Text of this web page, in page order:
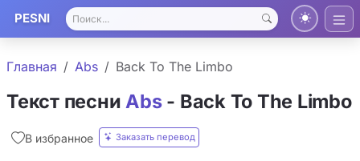
PESNI
Главная Abs Back To The Limbo
Текст песни Abs- Back To The Limbo
В избранное Заказать перевод